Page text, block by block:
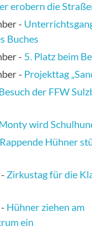
erobern die
-
Buches
- 5. Platz beim
- Projekttag
der FFW
wird
Rappende Hühner
- Zirkustag für die
- Hühner ziehen am
ein